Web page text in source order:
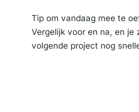
Tip om vandaag mee te
Vergelijk voor en na, en
volgende project nog